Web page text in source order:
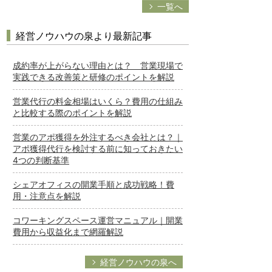
一覧へ
経営ノウハウの泉より最新記事
成約率が上がらない理由とは？ 営業現場で
実践できる改善策と研修のポイントを解説
営業代行の料金相場はいくら？費用の仕組み
と比較する際のポイントを解説
営業のアポ獲得を外注するべき会社とは？｜
アポ獲得代行を検討する前に知っておきたい
4つの判断基準
シェアオフィスの開業手順と成功戦略！費
用・注意点を解説
コワーキングスペース運営マニュアル｜開業
費用から収益化まで網羅解説
経営ノウハウの泉へ